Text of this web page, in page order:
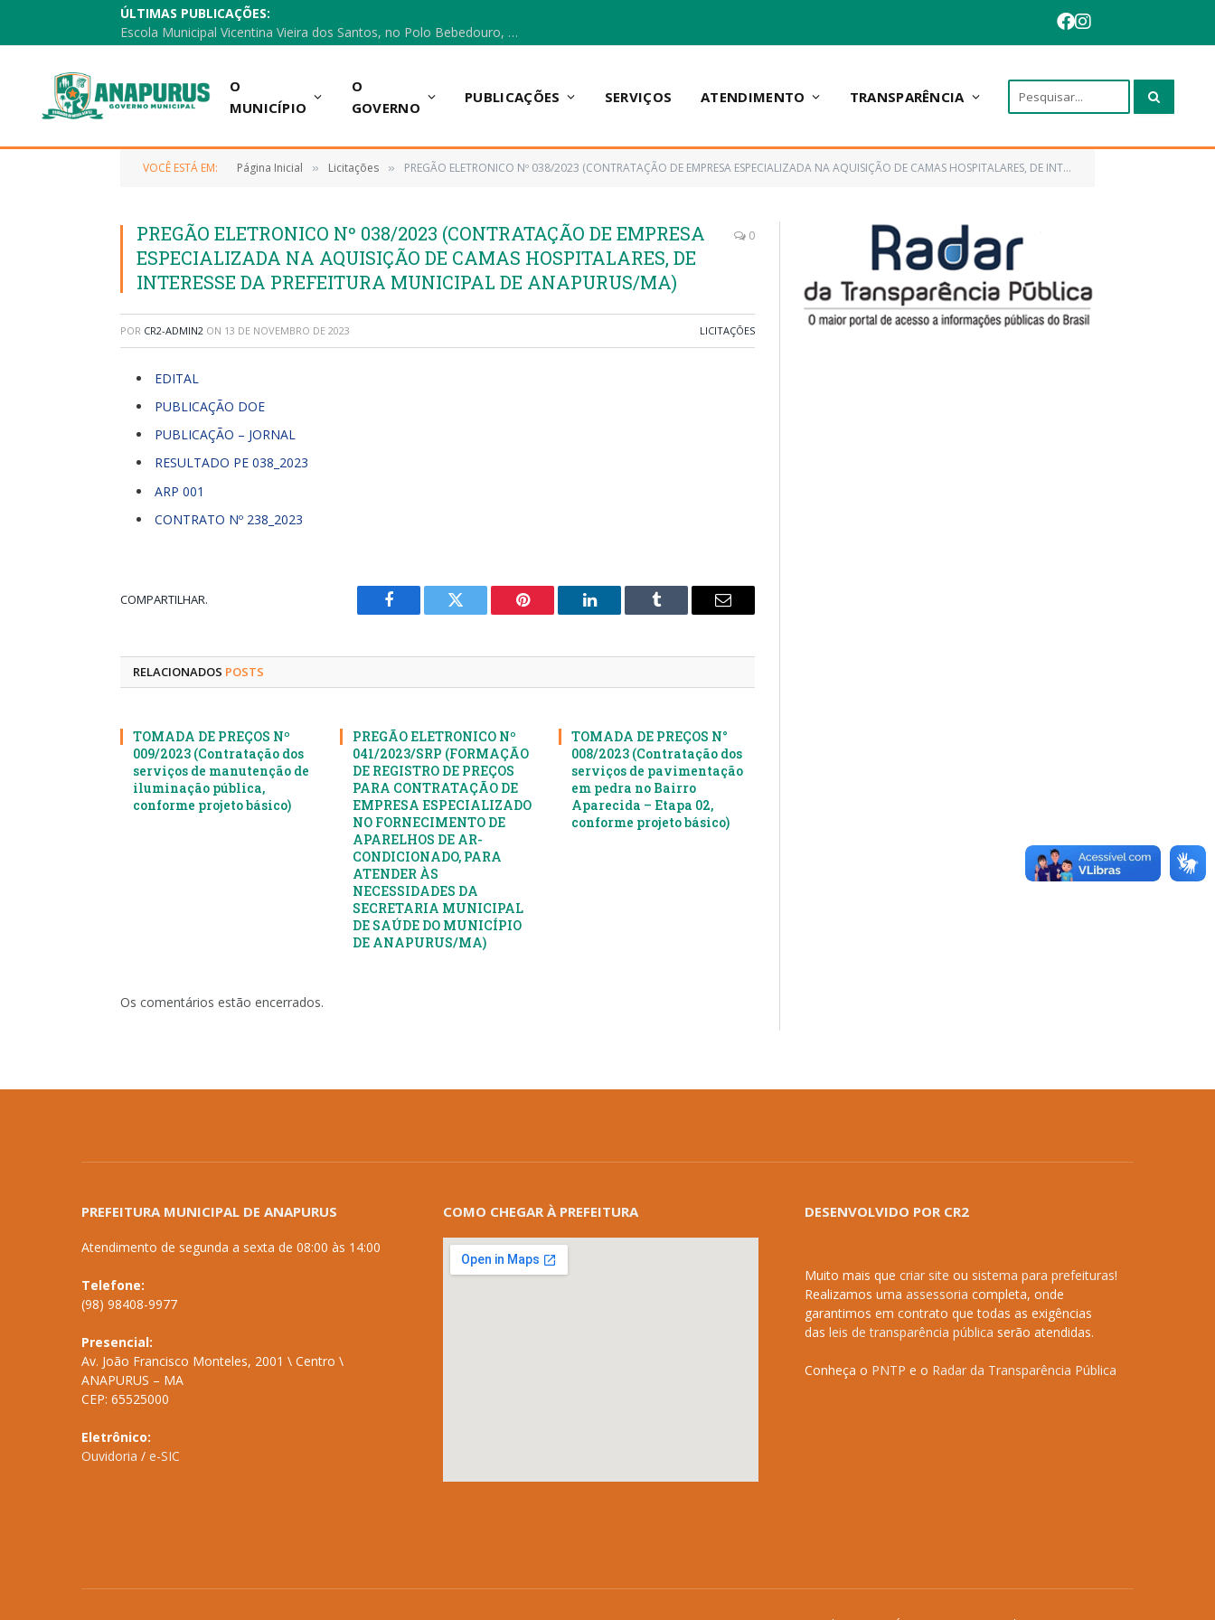
ÚLTIMAS PUBLICAÇÕES:
Escola Municipal Vicentina Vieira dos Santos, no Polo Bebedouro, recebeu materiais para a implantação do Cantinho da Leitura e da Sala Multidisciplinar.
O
MUNICÍPIO
O
GOVERNO
PUBLICAÇÕES SERVIÇOS ATENDIMENTO TRANSPARÊNCIA
VOCÊ ESTÁ EM: Página Inicial » Licitações » PREGÃO ELETRONICO Nº 038/2023 (CONTRATAÇÃO DE EMPRESA ESPECIALIZADA NA AQUISIÇÃO DE CAMAS HOSPITALARES, DE INTERESSE DA PREFEITURA MUNICIPAL DE ANAPURUS/MA)
PREGÃO ELETRONICO Nº 038/2023 (CONTRATAÇÃO DE EMPRESA
ESPECIALIZADA NA AQUISIÇÃO DE CAMAS HOSPITALARES, DE
INTERESSE DA PREFEITURA MUNICIPAL DE ANAPURUS/MA)
0
POR CR2-ADMIN2 ON 13 DE NOVEMBRO DE 2023 LICITAÇÕES
EDITAL
PUBLICAÇÃO DOE
PUBLICAÇÃO – JORNAL
RESULTADO PE 038_2023
ARP 001
CONTRATO Nº 238_2023
COMPARTILHAR.
Facebook Twitter Pinterest LinkedIn Tumblr
E-
RELACIONADOS POSTS
TOMADA DE PREÇOS Nº
009/2023 (Contratação dos
serviços de manutenção de
iluminação pública,
conforme projeto básico)
PREGÃO ELETRONICO Nº
041/2023/SRP (FORMAÇÃO
DE REGISTRO DE PREÇOS
PARA CONTRATAÇÃO DE
EMPRESA ESPECIALIZADO
NO FORNECIMENTO DE
APARELHOS DE AR-
CONDICIONADO, PARA
ATENDER ÀS
NECESSIDADES DA
SECRETARIA MUNICIPAL
DE SAÚDE DO MUNICÍPIO
DE ANAPURUS/MA)
TOMADA DE PREÇOS N°
008/2023 (Contratação dos
serviços de pavimentação
em pedra no Bairro
Aparecida – Etapa 02,
conforme projeto básico)
Os comentários estão encerrados.
PREFEITURA MUNICIPAL DE ANAPURUS
Atendimento de segunda a sexta de 08:00 às 14:00
Telefone:
(98) 98408-9977
Presencial:
Av. João Francisco Monteles, 2001 \ Centro \
ANAPURUS – MA
CEP: 65525000
Eletrônico:
Ouvidoria / e-SIC
COMO CHEGAR À PREFEITURA DESENVOLVIDO POR CR2
Muito mais que criar site ou sistema para prefeituras!
Realizamos uma assessoria completa, onde
garantimos em contrato que todas as exigências
das leis de transparência pública serão atendidas.
Conheça o PNTP e o Radar da Transparência Pública